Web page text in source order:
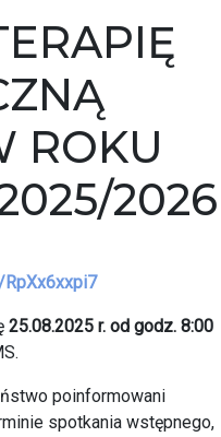
ROKU
2026
25.08.2025 r. od godz. 8:00
poinformowani
spotkania wstępnego,